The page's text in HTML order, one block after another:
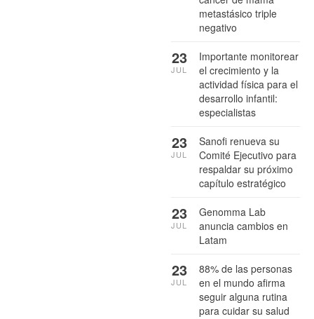
metastásico triple
negativo
Importante monitorear
el crecimiento y la
actividad física para el
desarrollo infantil:
especialistas
23
JUL
Sanofi renueva su
Comité Ejecutivo para
respaldar su próximo
capítulo estratégico
23
JUL
Genomma Lab
anuncia cambios en
Latam
23
JUL
88% de las personas
en el mundo afirma
seguir alguna rutina
para cuidar su salud
23
JUL